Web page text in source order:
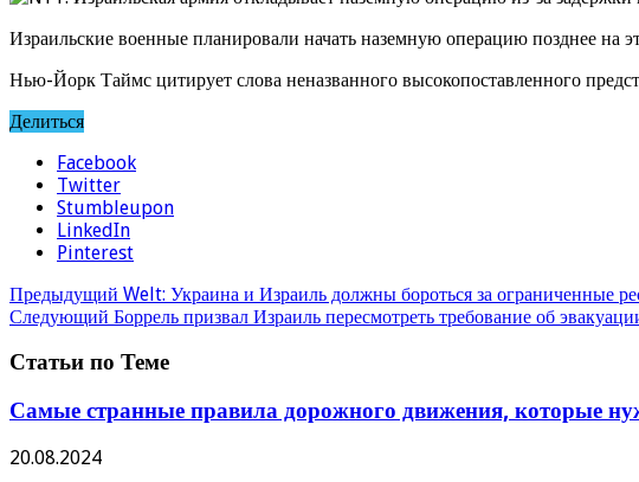
Израильские военные планировали начать наземную операцию позднее на
Нью-Йорк Таймс цитирует слова неназванного высокопоставленного
Делиться
Facebook
Twitter
Stumbleupon
LinkedIn
Pinterest
Предыдущий Welt: Украина и Израиль должны бороться за ограниченные
Следующий Боррель призвал Израиль пересмотреть требование об
Статьи по Теме
Самые странные правила дорожного движения, которые
20.08.2024